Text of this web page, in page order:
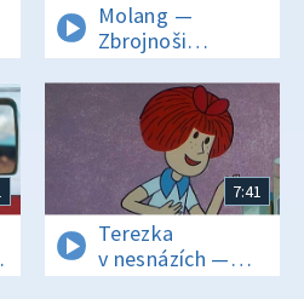
Molang —
Zbrojnoši
a dračáci
7:41
Terezka
v nesnázích —
9/13 Sen o česání